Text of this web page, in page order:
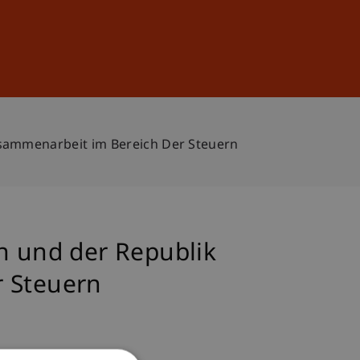
im Bereich Der Steuern
und der Republik